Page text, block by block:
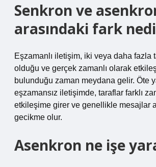
Senkron ve
arasındaki fark
Eşzamanlı iletişim, iki veya daha fazla
olduğu ve gerçek zamanlı olarak
bulunduğu zaman meydana gelir. Öte
eşzamansız iletişimde, taraflar farklı
etkileşime girer ve genellikle mesajlar
gecikme olur.
Asenkron ne işe